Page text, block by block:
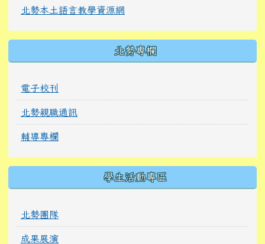
北勢本土語言教學資源網
北勢專欄
電子校刊
北勢親職通訊
輔導專欄
學生活動專區
北勢團隊
成果展演